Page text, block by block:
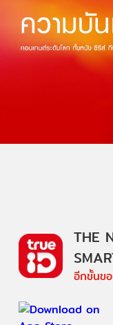
THE
อีกขั้นข